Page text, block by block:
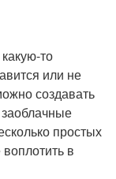
то
или не
создавать
простых
в